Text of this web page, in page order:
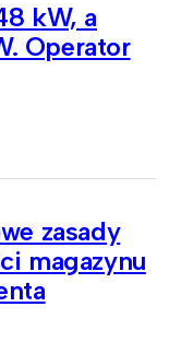
kW, a
Operator
zasady
magazynu